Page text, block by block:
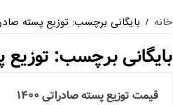
خانه / بایگانی برچسب: توزیع پسته
بایگانی برچسب: توزیع
قیمت توزیع پسته صادراتی ۱۴۰۰